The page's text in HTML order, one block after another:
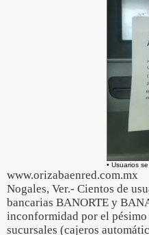
• Usuarios
www.orizabaenred.com.mx
Nogales, Ver.- Cientos de
bancarias BANORTE y
inconformidad por el
sucursales (cajeros